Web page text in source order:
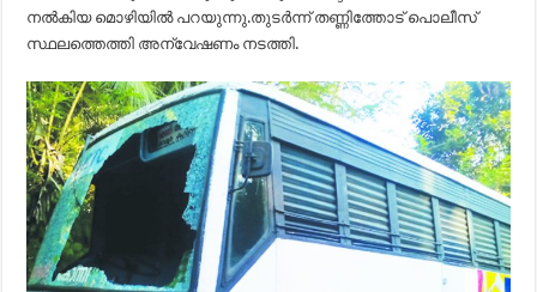
നല്‍കിയ മൊഴിയില്‍ പറയുന്നു.തുടര്‍ന്ന് തണ്ണിത്തോട് പൊലീസ്
സ്ഥലത്തെത്തി അന്വേഷണം നടത്തി.